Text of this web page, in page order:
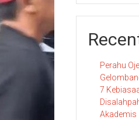
Perahu
7
Akademis